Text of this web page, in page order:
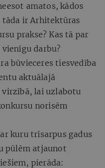
amatos, kādos
ir Arhitektūras
prakse? Kas tā par
darbu?
būvieceres tiesvedība
aktuālajā
lai uzlabotu
norisēm
kuru trīsarpus gadus
pūlēm atjaunot
pierāda: